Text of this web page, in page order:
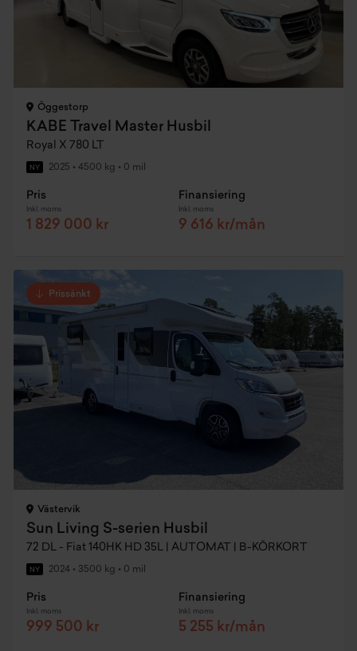
Öggestorp
KABE Travel Master Husbil
Royal X 780 LT
NY 2025 • 4500 kg • 0 mil
Pris
Inkl. moms
1 829 000 kr
Finansiering
Inkl. moms
9 616 kr/mån
Prissänkt
Västervik
Sun Living S-serien Husbil
72 DL - Fiat 140HK HD 35L | AUTOMAT | B-KÖRKORT
NY 2024 • 3500 kg • 0 mil
Pris
Inkl. moms
999 500 kr
Finansiering
Inkl. moms
5 255 kr/mån